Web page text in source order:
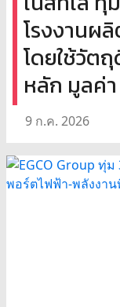
โรงงานผ
โดยใช้วัต
หลัก มูลค่
9 ก.ค. 2026